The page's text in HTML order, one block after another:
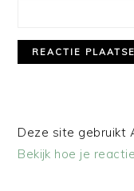
Deze site gebruikt
Bekijk hoe je